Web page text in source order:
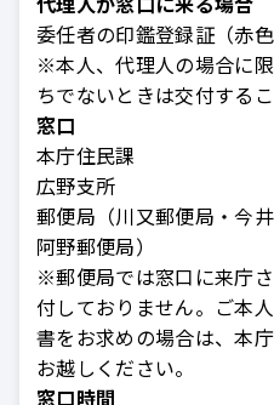
委任者の印鑑登録証（赤
※本人、代理人の場合に
ちでないときは交付する
窓口
本庁住民課
広野支所
郵便局（川又郵便局・今
阿野郵便局）
※郵便局では窓口に来庁
付しておりません。ご本
書をお求めの場合は、本
お越しください。
窓口時間